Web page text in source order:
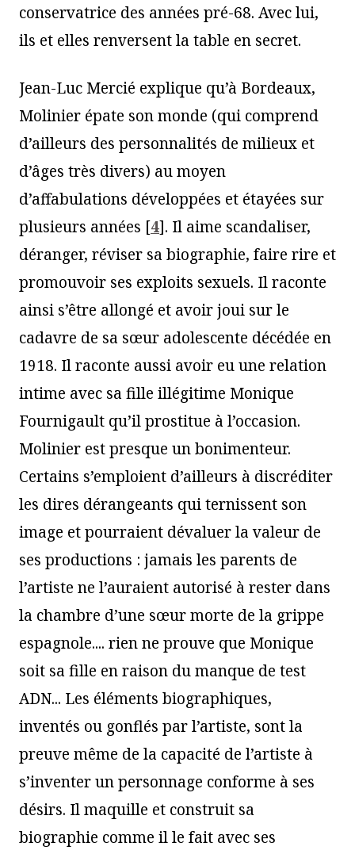
conservatrice des années pré-68. Avec lui,
ils et elles renversent la table en secret.
Jean-Luc Mercié explique qu’à Bordeaux,
Molinier épate son monde (qui comprend
d’ailleurs des personnalités de milieux et
d’âges très divers) au moyen
d’affabulations développées et étayées sur
plusieurs années [4]. Il aime scandaliser,
déranger, réviser sa biographie, faire rire et
promouvoir ses exploits sexuels. Il raconte
ainsi s’être allongé et avoir joui sur le
cadavre de sa sœur adolescente décédée en
1918. Il raconte aussi avoir eu une relation
intime avec sa fille illégitime Monique
Fournigault qu’il prostitue à l’occasion.
Molinier est presque un bonimenteur.
Certains s’emploient d’ailleurs à discréditer
les dires dérangeants qui ternissent son
image et pourraient dévaluer la valeur de
ses productions : jamais les parents de
l’artiste ne l’auraient autorisé à rester dans
la chambre d’une sœur morte de la grippe
espagnole.... rien ne prouve que Monique
soit sa fille en raison du manque de test
ADN... Les éléments biographiques,
inventés ou gonflés par l’artiste, sont la
preuve même de la capacité de l’artiste à
s’inventer un personnage conforme à ses
désirs. Il maquille et construit sa
biographie comme il le fait avec ses